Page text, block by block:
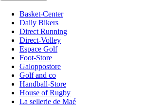
Basket-Center
Daily Bikers
Direct Running
Direct-Volley
Espace Golf
Foot-Store
Galoppostore
Golf and co
Handball-Store
House of Rugby
La sellerie de Maé